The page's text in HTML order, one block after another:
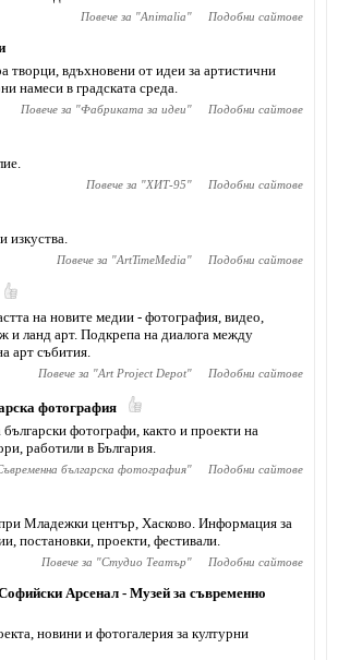
Повече за "Animaliа" Подобни сайтове
вдъхновени от идеи за артистични
намеси в градската среда.
Повече за "Фабриката за идеи" Подобни сайтове
Повече за "ХИТ-95" Подобни сайтове
изкуства.
Повече за "ArtTimeMedia" Подобни сайтове
на новите медии - фотография, видео,
и ланд арт. Подкрепа на диалога между
арт събития.
Повече за "Art Project Depot" Подобни сайтове
фотография
фотографи, както и проекти на
работили в България.
българска фотография" Подобни сайтове
Младежки център, Хасково. Информация за
постановки, проекти, фестивали.
Повече за "Студио Театър" Подобни сайтове
Арсенал - Музей за съвременно
новини и фотогалерия за културни